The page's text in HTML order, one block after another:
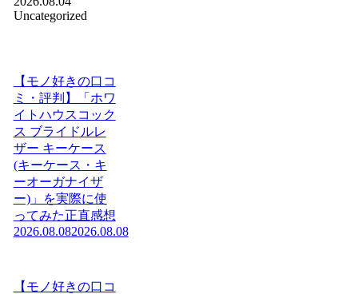
Uncategorized
【モノ好きの口コ
ミ・評判】「ホワ
イトハウスコック
ス ブライドルレ
ザー キーケース
(キーケース・キ
ーオーガナイザ
ー)」を実際に使
ってみた正直感想
2026.08.082026.08.08
【モノ好きの口コ